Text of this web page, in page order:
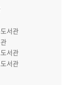
서관
서관
서관